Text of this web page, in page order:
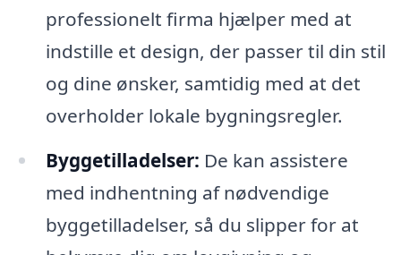
professionelt firma hjælper med at
indstille et design, der passer til din stil
og dine ønsker, samtidig med at det
overholder lokale bygningsregler.
Byggetilladelser: De kan assistere
med indhentning af nødvendige
byggetilladelser, så du slipper for at